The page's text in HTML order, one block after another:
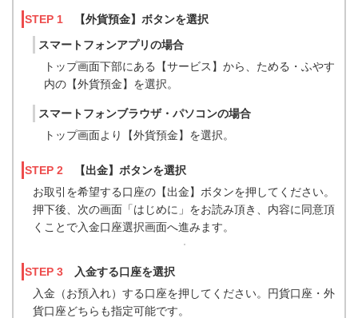
STEP 1 【外貨預金】ボタンを選択
スマートフォンアプリの場合
トップ画面下部にある【サービス】から、ためる・ふやす
内の【外貨預金】を選択。
スマートフォンブラウザ・パソコンの場合
トップ画面より【外貨預金】を選択。
STEP 2 【出金】ボタンを選択
お取引を希望する口座の【出金】ボタンを押してください。
押下後、次の画面「はじめに」をお読み頂き、内容に同意頂
くことで入金口座選択画面へ進みます。
STEP 3 入金する口座を選択
入金（お預入れ）する口座を押してください。円貨口座・外
貨口座どちらも指定可能です。